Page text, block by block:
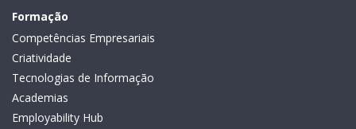
Formação
Competências Empresariais
Criatividade
Tecnologias de Informação
Academias
Employability Hub